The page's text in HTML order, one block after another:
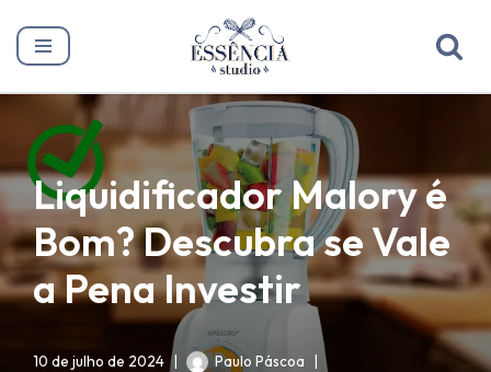
Pular
conteúdo
Liquidificador Malory é
Bom? Descubra se Vale
a Pena Investir
10 de julho de 2024
Paulo Páscoa